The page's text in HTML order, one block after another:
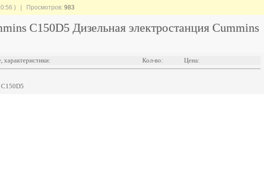
) | Просмотров: 983
C150D5 Дизельная электростанция Cummins
характеристики: Кол-во: Цена: